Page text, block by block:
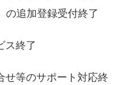
の追加登録受付終了
ス終了
せ等のサポート対応終